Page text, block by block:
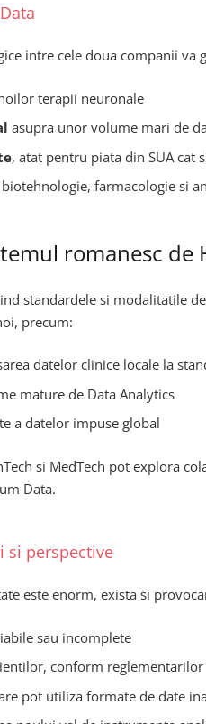
intre cele doua companii va
terapii neuronale
asupra unor volume mari de
, atat pentru piata din SUA cat
farmacologie si
romanesc de
standardele si modalitatile
precum:
datelor clinice locale la
mature de Data Analytics
a datelor impuse global
si MedTech pot explora
Data.
si perspective
este enorm, exista si
sau incomplete
conform reglementarilor
pot utiliza formate de date